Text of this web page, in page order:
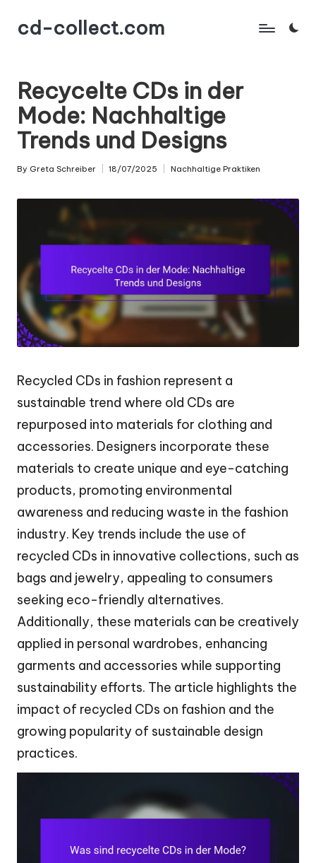
Skipcd-collect.com
Recycelte CDs in der
Mode: Nachhaltige
Trends und Designs
Posted
By Greta Schreiber 18/07/2025
Posted
Nachhaltige Praktiken
Recycled CDs in fashion represent a
sustainable trend where old CDs are
repurposed into materials for clothing and
accessories. Designers incorporate these
materials to create unique and eye-catching
products, promoting environmental
awareness and reducing waste in the fashion
industry. Key trends include the use of
recycled CDs in innovative collections, such as
bags and jewelry, appealing to consumers
seeking eco-friendly alternatives.
Additionally, these materials can be creatively
applied in personal wardrobes, enhancing
garments and accessories while supporting
sustainability efforts. The article highlights the
impact of recycled CDs on fashion and the
growing popularity of sustainable design
practices.